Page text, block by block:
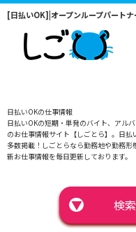
[日払いOK]|オープンループパートナ
日払いOKの仕事情報
日払いOKの短期・単発のバイト、アル
のお仕事情報サイト【しごとら】。日
多数掲載！しごとらなら勤務地や勤務
新お仕事情報を毎日更新しております。
▼ 検